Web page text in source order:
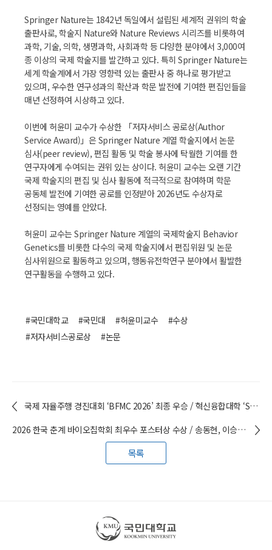
Springer Nature는 1842년 독일에서 설립된 세계적 권위의 학술
출판사로, 학술지 Nature와 Nature Reviews 시리즈를 비롯하여
과학, 기술, 의학, 생명과학, 사회과학 등 다양한 분야에서 3,000여
종 이상의 국제 학술지를 발간하고 있다. 특히 Springer Nature는
세계 학술계에서 가장 영향력 있는 출판사 중 하나로 평가받고
있으며, 우수한 연구성과의 확산과 학문 발전에 기여한 편집인들을
매년 선정하여 시상하고 있다.
이번에 허윤미 교수가 수상한 「저자서비스 공로상(Author
Service Award)」은 Springer Nature 계열 학술지에서 논문
심사(peer review), 편집 활동 및 학술 봉사에 탁월한 기여를 한
연구자에게 수여되는 권위 있는 상이다. 허윤미 교수는 오랜 기간
국제 학술지의 편집 및 심사 활동에 적극적으로 참여하며 학문
공동체 발전에 기여한 공로를 인정받아 2026년도 수상자로
선정되는 영예를 안았다.
허윤미 교수는 Springer Nature 계열의 국제학술지 Behavior
Genetics를 비롯한 다수의 국제 학술지에서 편집위원 및 논문
심사위원으로 활동하고 있으며, 행동유전학연구 분야에서 활발한
연구활동을 수행하고 있다.
#국민대학교 #국민대 #허윤미교수
#수상
#저자서비스공로상
#논문
국제 자율주행 경진대회 ‘BFMC 2026’ 최종 우승 / 혁신융합대학 ‘SEA:ME’ 연합팀
2026 한국 춘계 바이오칩학회 최우수 포스터상 수상 / 송동현, 이승우(융합바이오공학과 21) 학생
목록
국민대학교